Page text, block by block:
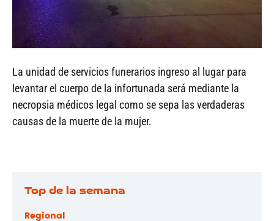
La unidad de servicios funerarios ingreso al lugar para
levantar el cuerpo de la infortunada será mediante la
necropsia médicos legal como se sepa las verdaderas
causas de la muerte de la mujer.
Top de la semana
Regional